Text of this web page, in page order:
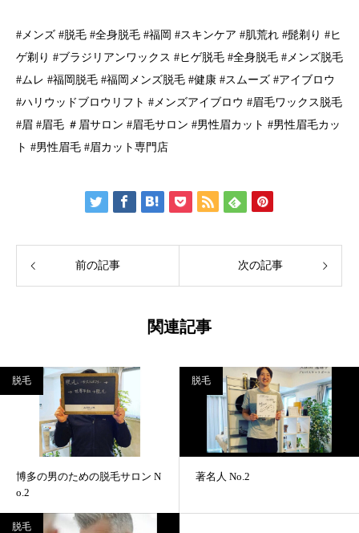
#メンズ #脱毛 #全身脱毛 #福岡 #スキンケア #肌荒れ #髭剃り #ヒ
ゲ剃り #ブラジリアンワックス #ヒゲ脱毛 #全身脱毛 #メンズ脱毛
#ムレ #福岡脱毛 #福岡メンズ脱毛 #健康 #スムーズ #アイブロウ
#ハリウッドブロウリフト #メンズアイブロウ #眉毛ワックス脱毛
#眉 #眉毛 ＃眉サロン #眉毛サロン #男性眉カット #男性眉毛カッ
ト #男性眉毛 #眉カット専門店
前の記事 次の記事
関連記事
脱毛
博多の男のための脱毛サロン N
o.2
脱毛
著名人 No.2
脱毛